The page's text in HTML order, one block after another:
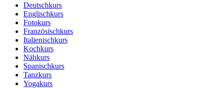
Deutschkurs
Englischkurs
Fotokurs
Französischkurs
Italienischkurs
Kochkurs
Nähkurs
Spanischkurs
Tanzkurs
Yogakurs